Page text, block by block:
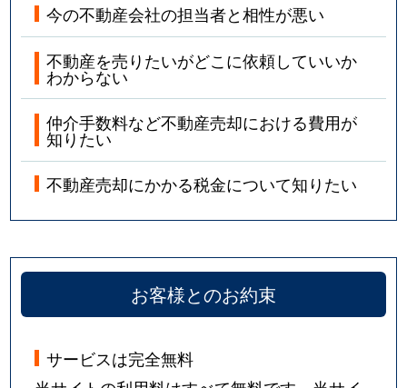
今の不動産会社の担当者と相性が悪い
不動産を売りたいがどこに依頼していいか
わからない
仲介手数料など不動産売却における費用が
知りたい
不動産売却にかかる税金について知りたい
お客様とのお約束
サービスは完全無料